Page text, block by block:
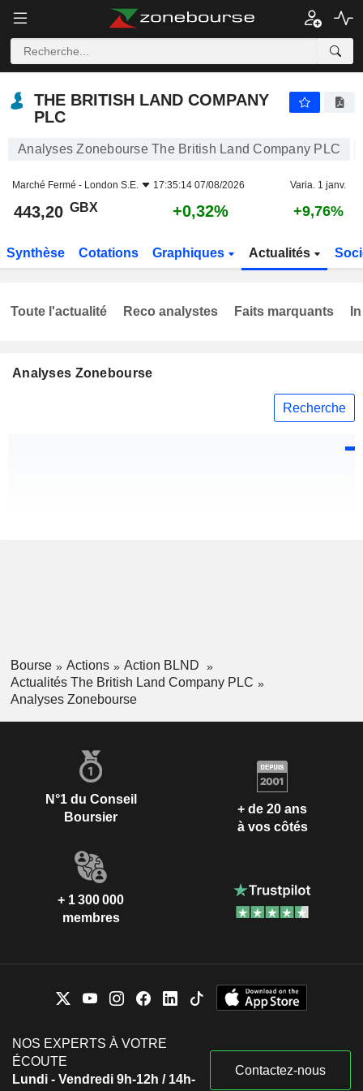
THE BRITISH LAND COMPANY
PLC
Analyses Zonebourse The British Land Company PLC
Marché Fermé - London S.E. 17:35:14 07/08/2026 Varia. 1 janv.
443,20 GBX +0,32% +9,76%
Synthèse Cotations Graphiques Actualités
Analyses Zonebourse
Recherche
Toute l'actualité Reco analystes Faits marquants
Bourse Actions
Action BLND
Actualités The British Land Company PLC
Analyses Zonebourse
N°1 du Conseil
Boursier
+ de 20 ans
à vos côtés
+ 1 300 000
membres
NOS EXPERTS À VOTRE
ÉCOUTE
Lundi - Vendredi 9h-12h / 14h-
Contactez-nous